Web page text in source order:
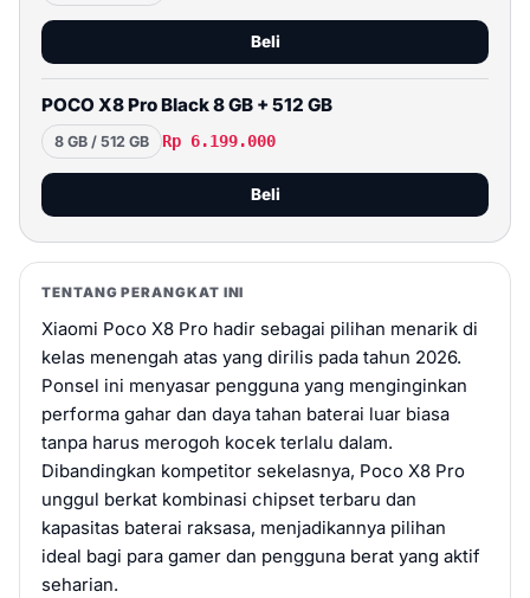
Beli
POCO X8 Pro Black 8 GB + 512 GB
8 GB / 512 GB Rp 6.199.000
Beli
POCO X8 Pro Yellow 12 GB + 512 GB
12 GB / 512 GB Rp 6.599.000
Beli
POCO X8 Pro Max Blue 12 GB + 256 GB
12 GB / 256 GB Rp 7.499.000
Beli
POCO X8 Pro Max Blue 12 GB + 512 GB
TENTANG PERANGKAT INI
Xiaomi Poco X8 Pro hadir sebagai pilihan menarik di
kelas menengah atas yang dirilis pada tahun 2026.
Ponsel ini menyasar pengguna yang menginginkan
performa gahar dan daya tahan baterai luar biasa
tanpa harus merogoh kocek terlalu dalam.
Dibandingkan kompetitor sekelasnya, Poco X8 Pro
unggul berkat kombinasi chipset terbaru dan
kapasitas baterai raksasa, menjadikannya pilihan
ideal bagi para gamer dan pengguna berat yang aktif
seharian.